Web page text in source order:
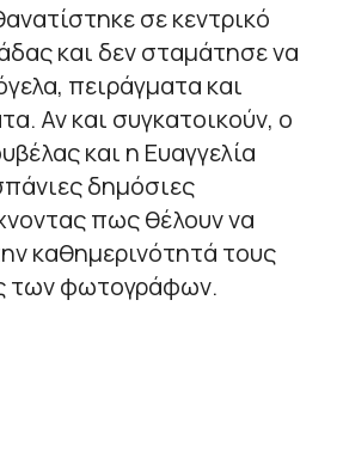
σε κεντρικό
και δεν σταμάτησε να
πειράγματα και
Αν και συγκατοικούν, ο
και η Ευαγγελία
δημόσιες
πως θέλουν να
καθημερινότητά τους
των φωτογράφων.